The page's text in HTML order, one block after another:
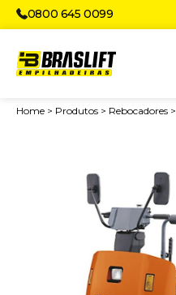
0800 645 0099
Home > Produtos > Rebocadores >